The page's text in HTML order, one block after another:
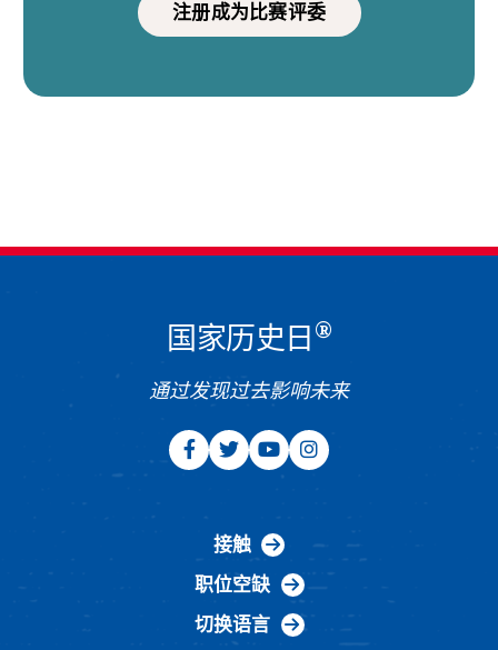
注册成为比赛评委
国家历史日 ®
通过发现过去影响未来
接触
职位空缺
切换语言